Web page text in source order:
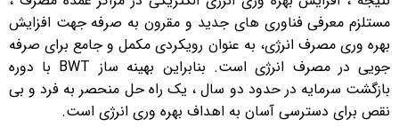
مستلزم معرفی فناوری های جدید و مقرون به صرفه جهت افزایش
بهره وری مصرف انرژی، به عنوان رویکردی مکمل و جامع برای صرفه
جویی در مصرف انرژی است. بنابراین بهینه ساز BWT با دوره
بازگشت سرمایه در حدود دو سال ، یک راه حل منحصر به فرد و بی
نقص برای دسترسی آسان به اهداف بهره وری انرژی است.